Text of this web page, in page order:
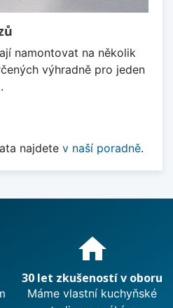
namontovat na několik
výhradně pro jeden
najdete v naší poradně.
home
30 let zkušeností v oboru
Máme vlastní kuchyňské